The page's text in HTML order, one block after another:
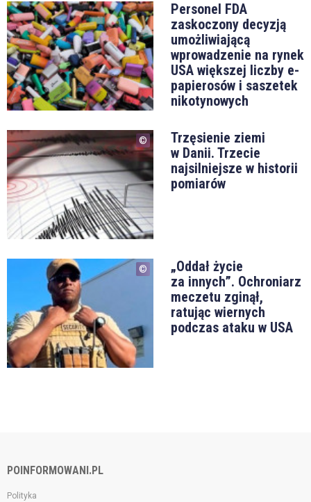
Personel FDA
zaskoczony decyzją
umożliwiającą
wprowadzenie na rynek
USA większej liczby e-
papierosów i saszetek
nikotynowych
Trzęsienie ziemi
w Danii. Trzecie
najsilniejsze w historii
pomiarów
„Oddał życie
za innych”. Ochroniarz
meczetu zginął,
ratując wiernych
podczas ataku w USA
POINFORMOWANI.PL
Polityka